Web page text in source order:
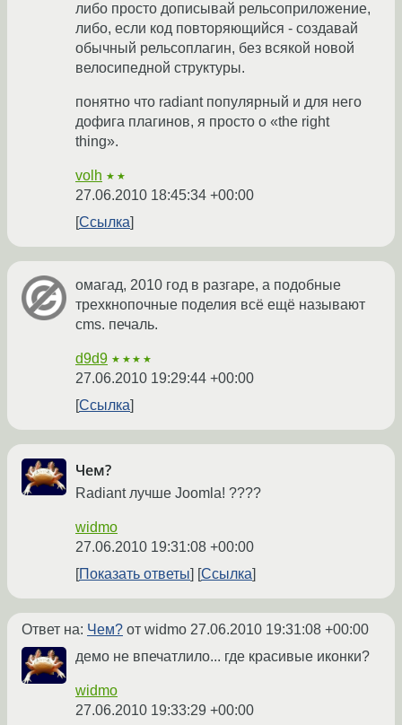
либо просто дописывай рельсоприложение,
либо, если код повторяющийся - создавай
обычный рельсоплагин, без всякой новой
велосипедной структуры.
понятно что radiant популярный и для него
дофига плагинов, я просто о «the right
thing».
volh ★★
27.06.2010 18:45:34 +00:00
Ссылка
омагад, 2010 год в разгаре, а подобные
трехкнопочные поделия всё ещё называют
cms. печаль.
d9d9 ★★★★
27.06.2010 19:29:44 +00:00
Ссылка
Чем?
Radiant лучше Joomla! ????
widmo
27.06.2010 19:31:08 +00:00
Показать ответы
Ссылка
Ответ на: Чем? от widmo 27.06.2010 19:31:08 +00:00
демо не впечатлило... где красивые иконки?
widmo
27.06.2010 19:33:29 +00:00